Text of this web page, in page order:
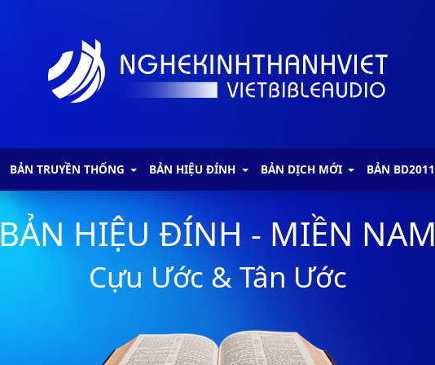
BẢN TRUYỀN THỐNG BẢN HIỆU ĐÍNH BẢN DỊCH MỚI BẢN BD2011
BẢN HIỆU ĐÍNH - MIỀN NAM
Cựu Ước & Tân Ước